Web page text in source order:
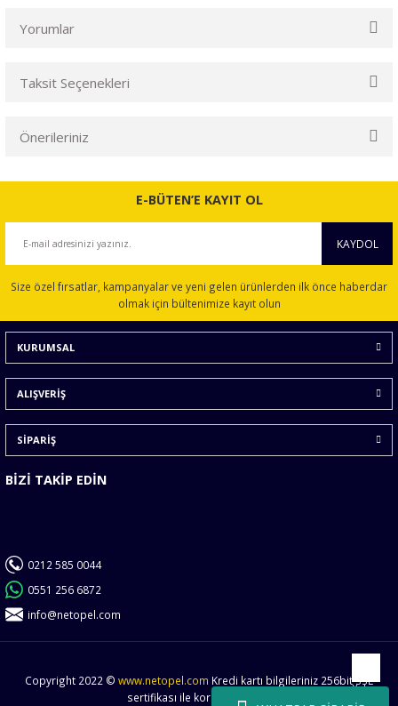
Yorumlar
Taksit Seçenekleri
Önerileriniz
Bu ürünün fiyat bilgisi, resim, ürün açıklamalarında ve diğer
konularda yetersiz gördüğünüz noktaları öneri formunu
Ürün açıklamasında eksik bilgiler bulunuyor.
Ürün bilgilerinde hatalar bulunuyor.
Ürün fiyatı diğer sitelerden daha pahalı.
Bu ürüne benzer farklı alternatifler olmalı.
E-BÜTEN’E KAYIT OL
KAYDOL
Size özel fırsatlar, kampanyalar ve yeni gelen ürünlerden ilk önce haberdar
olmak için bültenimize kayıt olun
KURUMSAL
ALIŞVERİŞ
SİPARİŞ
BİZİ TAKİP EDİN
0212 585 0044
0551 256 6872
info@netopel.com
Copyright 2022 © www.netopel.com Kredi kartı bilgileriniz 256bit SSL
sertifikası ile korunmaktadır.
Yukarı